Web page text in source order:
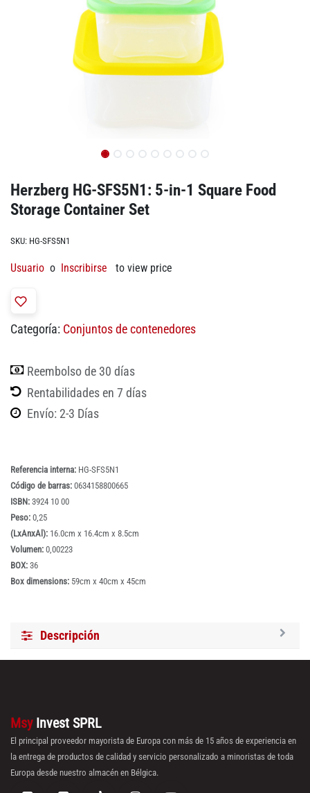
Herzberg HG-SFS5N1: 5-in-1 Square Food
Storage Container Set
SKU: HG-SFS5N1
Usuario o Inscribirse to view price
Categoría: Conjuntos de contenedores
Reembolso de 30 días
Rentabilidades en 7 días
Envío: 2-3 Días
Referencia interna: HG-SFS5N1
Código de barras: 0634158800665
ISBN: 3924 10 00
Peso: 0,25
(LxAnxAl): 16.0cm x 16.4cm x 8.5cm
Volumen: 0,00223
BOX: 36
Box dimensions: 59cm x 40cm x 45cm
Descripción
Msy Invest SPRL
El principal proveedor mayorista de Europa con más de 15 años de experiencia en
la entrega de productos de calidad y servicio personalizado a minoristas de toda
Europa desde nuestro almacén en Bélgica.